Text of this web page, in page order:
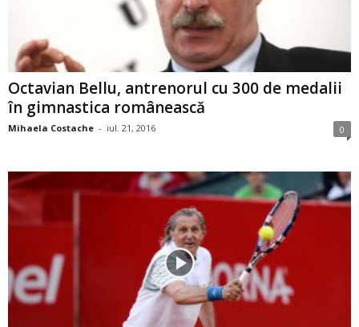
Octavian Bellu, antrenorul cu 300 de medalii
în gimnastica românească
Mihaela Costache - iul. 21, 2016 0